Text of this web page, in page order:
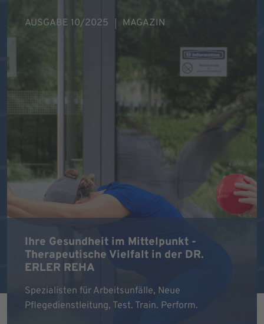
Ihre Gesundheit im Mittelpunkt -
Therapeutische Vielfalt in der DR.
ERLER REHA
Spezialisten für Arbeitsunfälle, Neue
Pflegedienstleitung, Test. Train. Perform.
AUSGABE 10/2025 MAGAZIN